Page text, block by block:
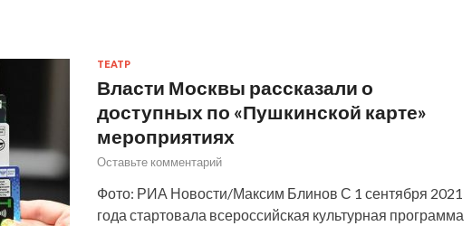
ТЕАТР
Власти Москвы рассказали о
доступных по «Пушкинской карте»
мероприятиях
Оставьте комментарий
Фото: РИА Новости/Максим Блинов С 1 сентября 2021
года стартовала всероссийская культурная программа